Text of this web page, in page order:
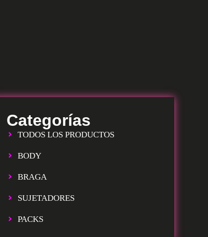
Categorías
TODOS LOS PRODUCTOS
BODY
BRAGA
SUJETADORES
PACKS